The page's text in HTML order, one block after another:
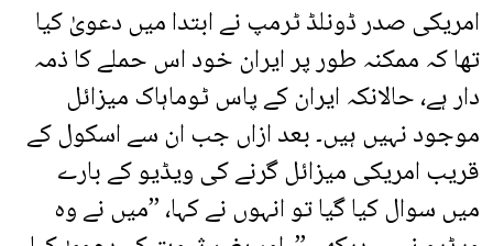
امریکی صدر ڈونلڈ ٹرمپ نے ابتدا میں دعویٰ کیا
تھا کہ ممکنہ طور پر ایران خود اس حملے کا ذمہ
دار ہے، حالانکہ ایران کے پاس ٹوماہاک میزائل
موجود نہیں ہیں۔ بعد ازاں جب ان سے اسکول کے
قریب امریکی میزائل گرنے کی ویڈیو کے بارے
میں سوال کیا گیا تو انہوں نے کہا، ’’میں نے وہ